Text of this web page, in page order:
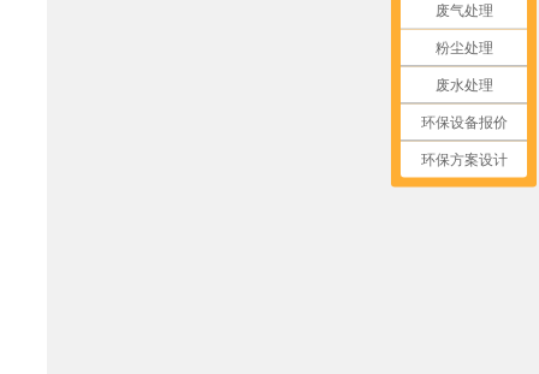
废气处理
粉尘处理
废水处理
环保设备报价
环保方案设计